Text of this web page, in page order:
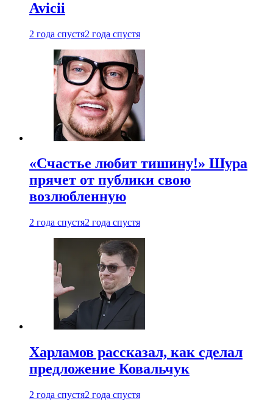
Avicii
2 года спустя2 года спустя
«Счастье любит тишину!» Шура
прячет от публики свою
возлюбленную
2 года спустя2 года спустя
Харламов рассказал, как сделал
предложение Ковальчук
2 года спустя2 года спустя